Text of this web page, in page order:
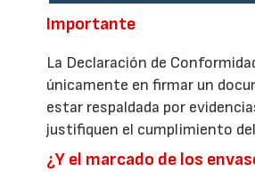
Importante
La Declaración de
únicamente en firmar un
estar respaldada por
justifiquen el cumplimiento
¿Y el marcado de los